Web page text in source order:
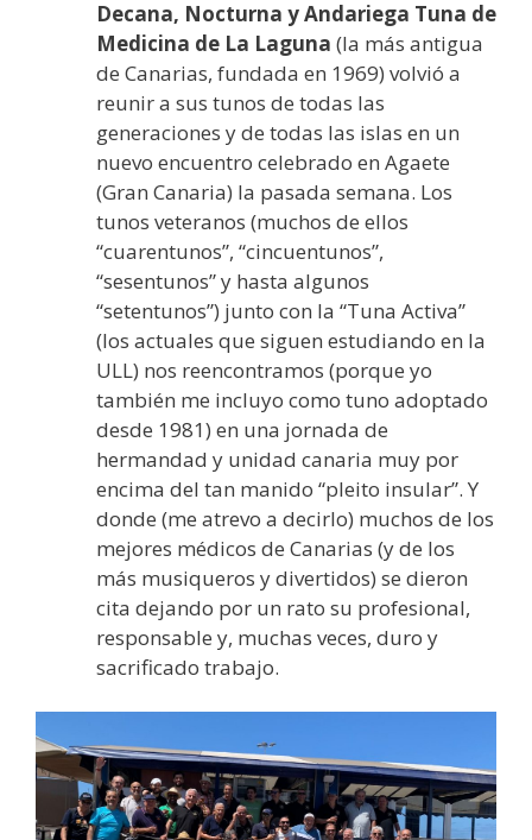
Decana, Nocturna y Andariega Tuna de
Medicina de La Laguna (la más antigua
de Canarias, fundada en 1969) volvió a
reunir a sus tunos de todas las
generaciones y de todas las islas en un
nuevo encuentro celebrado en Agaete
(Gran Canaria) la pasada semana. Los
tunos veteranos (muchos de ellos
“cuarentunos”, “cincuentunos”,
“sesentunos” y hasta algunos
“setentunos”) junto con la “Tuna Activa”
(los actuales que siguen estudiando en la
ULL) nos reencontramos (porque yo
también me incluyo como tuno adoptado
desde 1981) en una jornada de
hermandad y unidad canaria muy por
encima del tan manido “pleito insular”. Y
donde (me atrevo a decirlo) muchos de los
mejores médicos de Canarias (y de los
más musiqueros y divertidos) se dieron
cita dejando por un rato su profesional,
responsable y, muchas veces, duro y
sacrificado trabajo.